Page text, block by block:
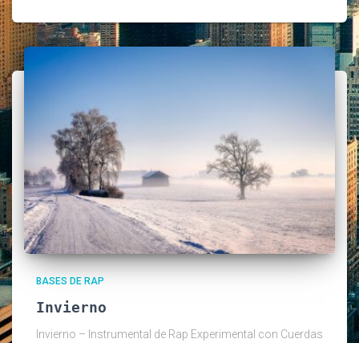
BASES DE RAP
Invierno
Invierno – Instrumental de Rap Experimental con Cuerdas